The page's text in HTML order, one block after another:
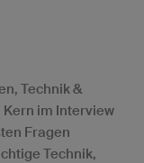
Technik &
im Interview
Fragen
Technik,